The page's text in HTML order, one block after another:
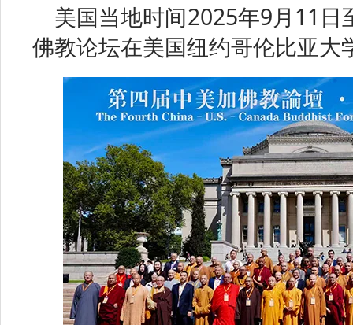
美国当地时间2025年9月11日
佛教论坛在美国纽约哥伦比亚大